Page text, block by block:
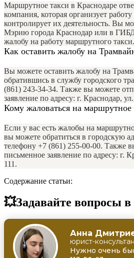
Маршрутное такси в Краснодаре
компания, которая организует
контролирует их деятельность. Вы
Мэрию города Краснодар или в
жалобу на работу маршрутного такси.
Как оставить жалобу на
Вы можете оставить жалобу на
обратившись в службу городского
(861) 243-34-34. Также вы можете
заявление по адресу: г. Краснодар,
Кому жаловаться на маршрутное
Если у вас есть жалобы на
вы можете обратиться в городскую
телефону +7 (861) 255-00-00. Также
письменное заявление по адресу: г.
111.
Содержание статьи:
💥Задавайте вопросы